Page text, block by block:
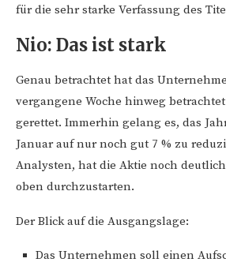
für die sehr starke Verfassung des
Nio: Das ist stark
Genau betrachtet hat das
vergangene Woche hinweg
gerettet. Immerhin gelang es, das
Januar auf nur noch gut 7 % zu
Analysten, hat die Aktie noch
oben durchzustarten.
Der Blick auf die Ausgangslage:
Das Unternehmen soll einen